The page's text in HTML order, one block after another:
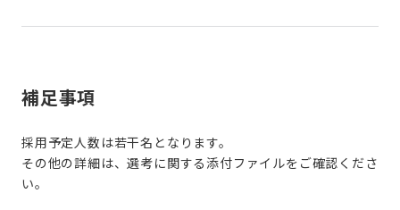
補足事項
採用予定人数は若干名となります。
その他の詳細は、選考に関する添付ファイルをご確認くださ
い。